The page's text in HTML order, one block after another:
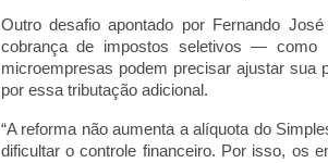
Outro desafio apontado por Fernando
cobrança de impostos seletivos —
microempresas podem precisar ajustar sua
por essa tributação adicional.
“A reforma não aumenta a alíquota do
dificultar o controle financeiro. Por isso, os